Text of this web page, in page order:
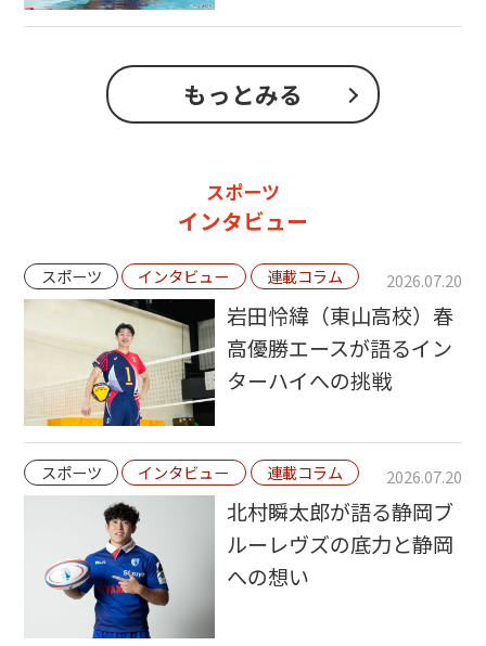
もっとみる
スポーツ
インタビュー
スポーツ インタビュー 連載コラム 2026.07.20
岩田怜緯（東山高校）春
高優勝エースが語るイン
ターハイへの挑戦
スポーツ インタビュー 連載コラム 2026.07.20
北村瞬太郎が語る静岡ブ
ルーレヴズの底力と静岡
への想い